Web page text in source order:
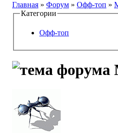
Главная » Форум » Офф-топ »
Категории
Офф-топ